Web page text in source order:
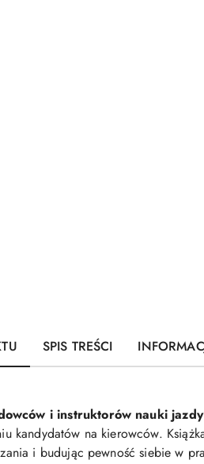
SPIS TREŚCI
i instruktorów nauki
kandydatów na kierowców.
i budując pewność siebie w